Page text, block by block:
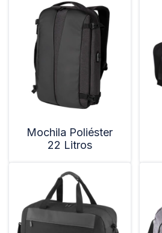
Mochila Poliéster
22 Litros